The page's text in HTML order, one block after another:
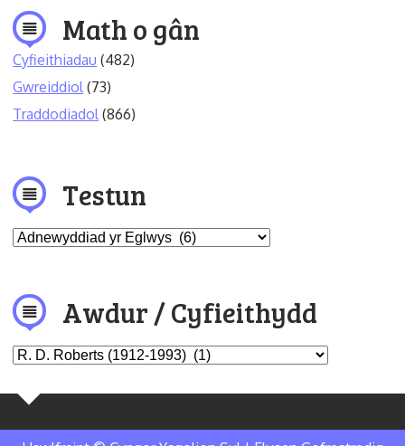
Math o gân
Cyfieithiadau (482)
Gwreiddiol (73)
Traddodiadol (866)
Testun
Awdur / Cyfieithydd